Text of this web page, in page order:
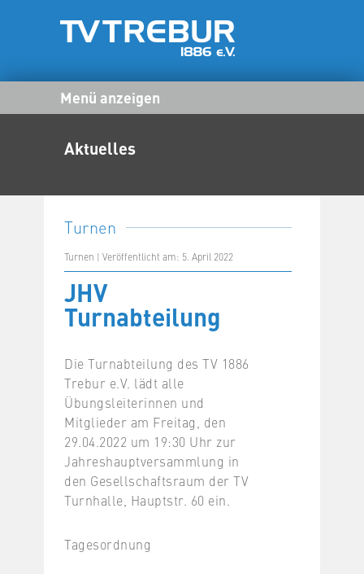
Menü anzeigen
Aktuelles
Turnen
Turnen | Veröffentlicht am: 5. April 2022
JHV
Turnabteilung
Die Turnabteilung des TV 1886
Trebur e.V. lädt alle
Übungsleiterinnen und
Mitglieder am Freitag, den
29.04.2022 um 19:30 Uhr zur
Jahreshauptversammlung in
den Gesellschaftsraum der TV
Turnhalle, Hauptstr. 60 ein.
Tagesordnung